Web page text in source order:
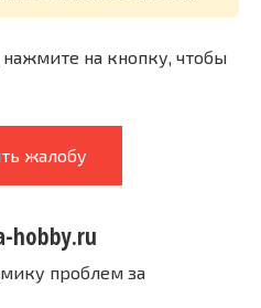
на кнопку, чтобы
жалобу
hobby.ru
проблем за